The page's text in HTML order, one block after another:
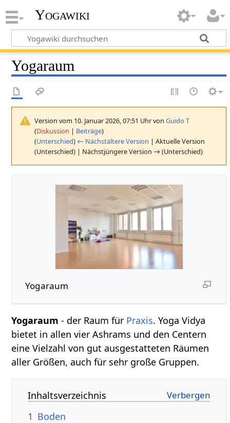
Yogawiki
Yogaraum
Version vom 10. Januar 2026, 07:51 Uhr vonGuido T
(Diskussion | Beiträge)
(Unterschied) ← Nächstältere Version | Aktuelle Version
(Unterschied) | Nächstjüngere Version → (Unterschied)
Yogaraum
Yogaraum - der Raum für Praxis. Yoga Vidya
bietet in allen vier Ashrams und den Centern
eine Vielzahl von gut ausgestatteten Räumen
aller Größen, auch für sehr große Gruppen.
Inhaltsverzeichnis
1 Boden